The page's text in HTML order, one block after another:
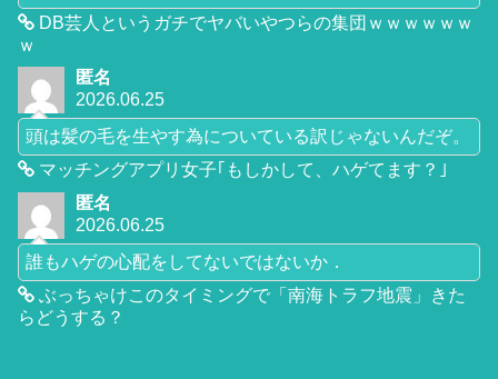
DB芸人というガチでヤバいやつらの集団ｗｗｗｗｗｗ
ｗ
匿名
2026.06.25
頭は髪の毛を生やす為についている訳じゃないんだぞ。
マッチングアプリ女子｢もしかして、ハゲてます？｣
匿名
2026.06.25
誰もハゲの心配をしてないではないか．
ぶっちゃけこのタイミングで「南海トラフ地震」きた
らどうする？